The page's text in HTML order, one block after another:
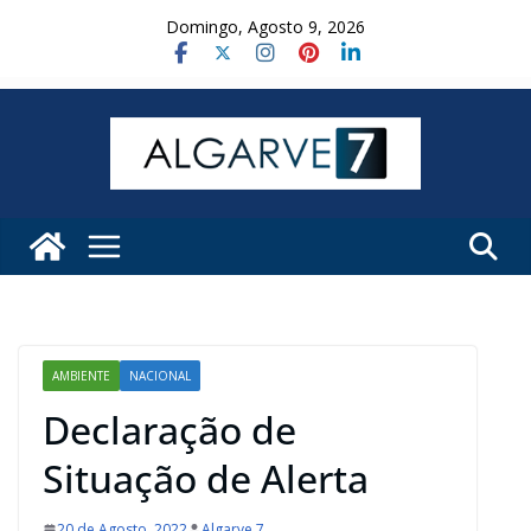
Domingo, Agosto 9, 2026
AMBIENTE NACIONAL
Declaração de
Situação de Alerta